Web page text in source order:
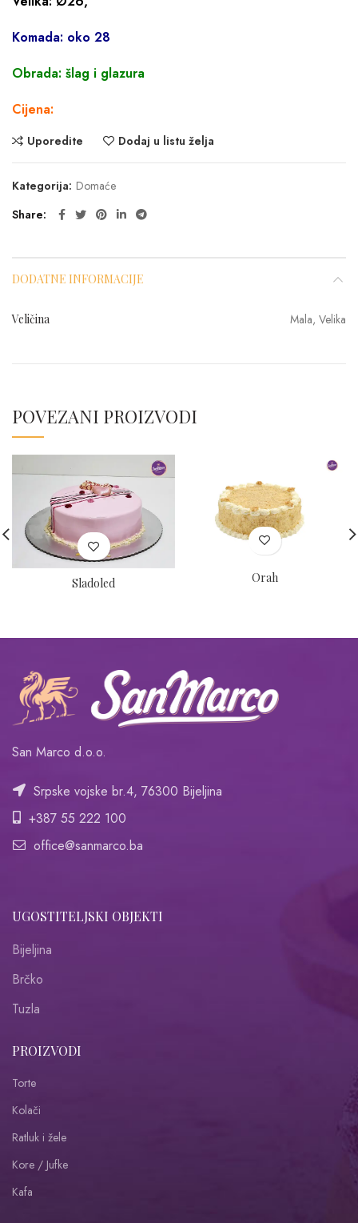
Komada: oko 28
Obrada: šlag i glazura
Cijena:
Uporedite Dodaj u listu želja
Kategorija: Domaće
Share
DODATNE INFORMACIJE
Veličina Mala, Velika
POVEZANI PROIZVODI
Sladoled Orah
San Marco d.o.o.
Srpske vojske br.4, 76300 Bijeljina
+387 55 222 100
office@sanmarco.ba
UGOSTITELJSKI OBJEKTI
Bijeljina
Brčko
Tuzla
PROIZVODI
Torte
Kolači
Ratluk i žele
Kore / Jufke
Kafa